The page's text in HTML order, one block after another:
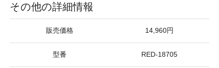
その他の詳細情報
販売価格 14,960円
型番 RED-18705